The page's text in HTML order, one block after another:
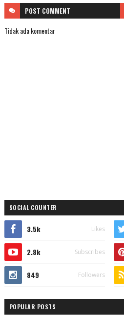
POST COMMENT
Tidak ada komentar
SOCIAL COUNTER
3.5k Likes
2.8k Subscribes
849 Followers
POPULAR POSTS